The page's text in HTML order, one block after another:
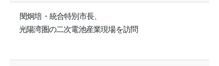
閔炯培・統合特別市長、
光陽湾圏の二次電池産業現場を訪問